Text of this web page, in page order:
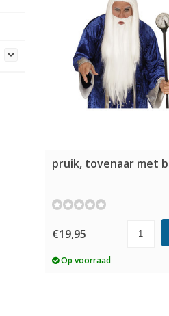
pruik, tovenaar met
€19,95
Op voorraad